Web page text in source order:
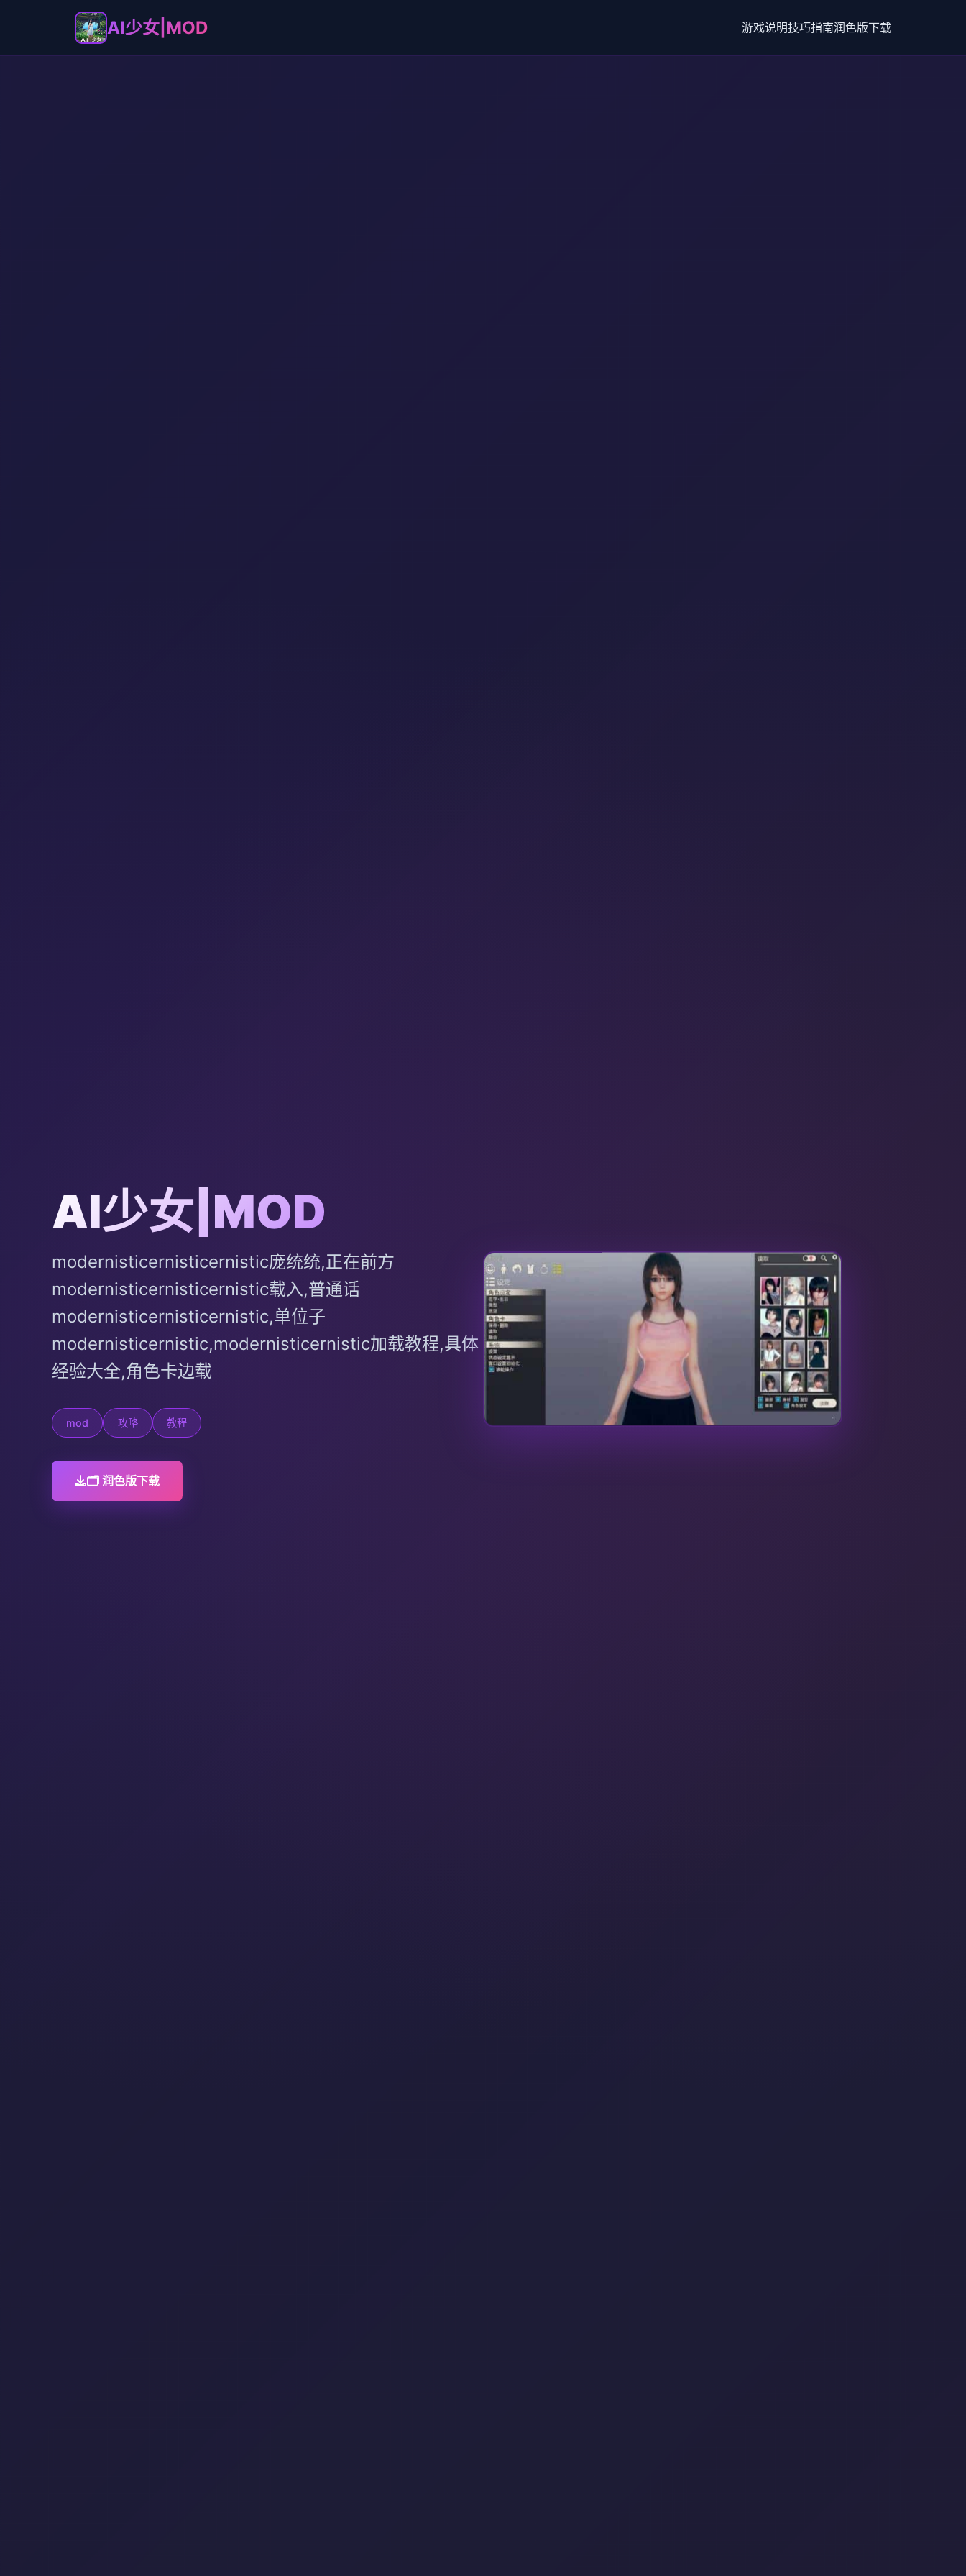
AI少女|MOD 游戏说明技巧指南润色版下载
AI少女|MOD
modernisticernisticernistic庞统统,正在前方
modernisticernisticernistic载入,普通话
modernisticernisticernistic,单位子
modernisticernistic,modernisticernistic加载教程,具体
经验大全,角色卡边载
mod 攻略 教程
🗂️ 润色版下载